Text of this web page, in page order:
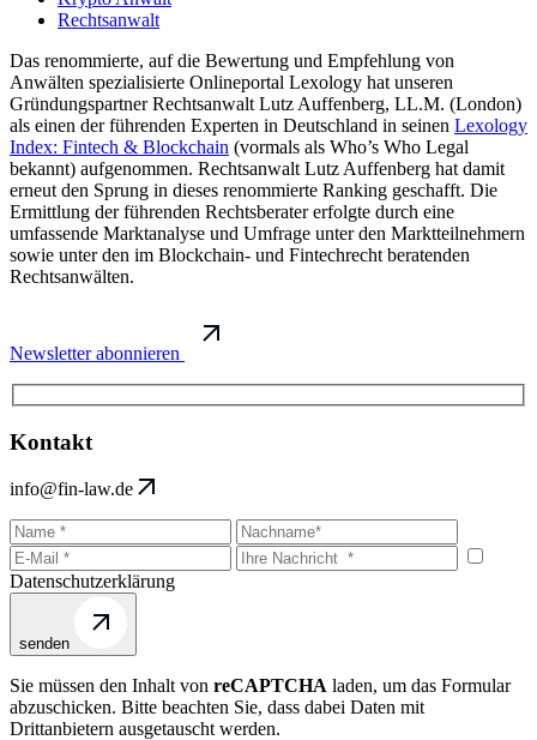
Rechtsanwalt
Das renommierte, auf die Bewertung und Empfehlung von
Anwälten spezialisierte Onlineportal Lexology hat unseren
Gründungspartner Rechtsanwalt Lutz Auffenberg, LL.M. (London)
als einen der führenden Experten in Deutschland in seinen Lexology
Index: Fintech & Blockchain (vormals als Who’s Who Legal
bekannt) aufgenommen. Rechtsanwalt Lutz Auffenberg hat damit
erneut den Sprung in dieses renommierte Ranking geschafft. Die
Ermittlung der führenden Rechtsberater erfolgte durch eine
umfassende Marktanalyse und Umfrage unter den Marktteilnehmern
sowie unter den im Blockchain- und Fintechrecht beratenden
Rechtsanwälten.
Newsletter abonnieren
Kontakt
info@fin-law.de
Datenschutzerklärung
senden
Sie müssen den Inhalt von reCAPTCHA laden, um das Formular
abzuschicken. Bitte beachten Sie, dass dabei Daten mit
Drittanbietern ausgetauscht werden.